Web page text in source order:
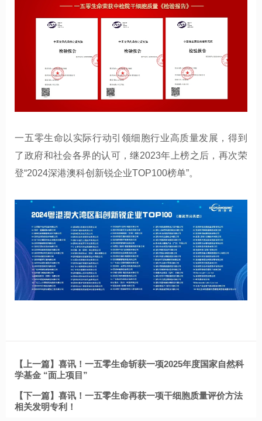
一五零生命以实际行动引领细胞行业高质量发展，得到
了政府和社会各界的认可，继2023年上榜之后，再次荣
登“2024深港澳科创新锐企业TOP100榜单”。
【上一篇】喜讯！一五零生命斩获一项2025年度国家自然科
学基金 “面上项目”
【下一篇】喜讯！一五零生命再获一项干细胞质量评价方法
相关发明专利！